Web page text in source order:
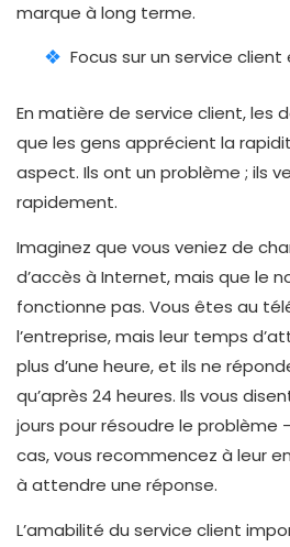
marque à long terme.
Focus sur un service
En matière de service client, les
que les gens apprécient la
aspect. Ils ont un problème ; ils
rapidement.
Imaginez que vous veniez de
d’accès à Internet, mais que le
fonctionne pas. Vous êtes au
l’entreprise, mais leur temps
plus d’une heure, et ils ne
qu’après 24 heures. Ils vous
jours pour résoudre le problème
cas, vous recommencez à leur
à attendre une réponse.
L’amabilité du service client